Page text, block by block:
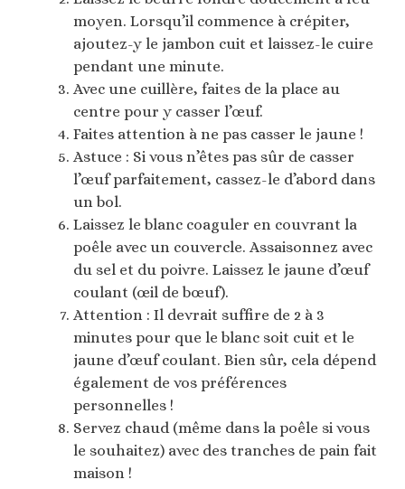
moyen. Lorsqu’il commence à crépiter,
ajoutez-y le jambon cuit et laissez-le cuire
pendant une minute.
Avec une cuillère, faites de la place au
centre pour y casser l’œuf.
Faites attention à ne pas casser le jaune !
Astuce : Si vous n’êtes pas sûr de casser
l’œuf parfaitement, cassez-le d’abord dans
un bol.
Laissez le blanc coaguler en couvrant la
poêle avec un couvercle. Assaisonnez avec
du sel et du poivre. Laissez le jaune d’œuf
coulant (œil de bœuf).
Attention : Il devrait suffire de 2 à 3
minutes pour que le blanc soit cuit et le
jaune d’œuf coulant. Bien sûr, cela dépend
également de vos préférences
personnelles !
Servez chaud (même dans la poêle si vous
le souhaitez) avec des tranches de pain fait
maison !